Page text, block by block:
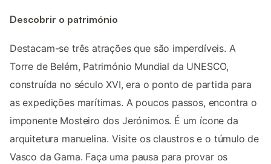
Descobrir o património
Destacam-se três atrações que são imperdíveis. A
Torre de Belém, Património Mundial da UNESCO,
construída no século XVI, era o ponto de partida para
as expedições marítimas. A poucos passos, encontra o
imponente Mosteiro dos Jerónimos. É um ícone da
arquitetura manuelina. Visite os claustros e o túmulo de
Vasco da Gama. Faça uma pausa para provar os